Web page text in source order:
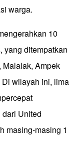
warga.
10
yang ditempatkan
Malalak, Ampek
wilayah ini, lima
United
masing-masing 1